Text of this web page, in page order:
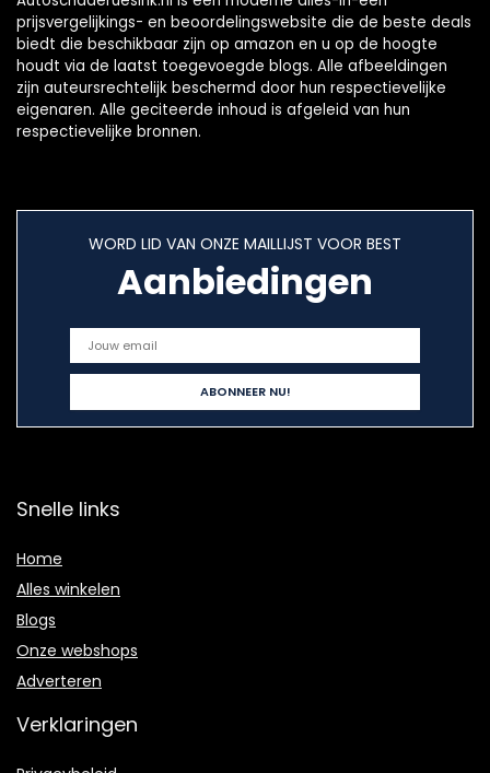
prijsvergelijkings- en beoordelingswebsite die de beste deals
biedt die beschikbaar zijn op amazon en u op de hoogte
houdt via de laatst toegevoegde blogs. Alle afbeeldingen
zijn auteursrechtelijk beschermd door hun respectievelijke
eigenaren. Alle geciteerde inhoud is afgeleid van hun
respectievelijke bronnen.
WORD LID VAN ONZE MAILLIJST VOOR BEST
Aanbiedingen
Snelle links
Home
Alles winkelen
Blogs
Onze webshops
Adverteren
Verklaringen